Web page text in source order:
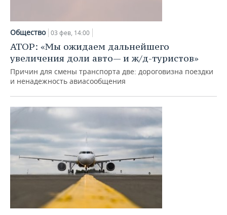
Общество 03 фев, 14:00
АТОР: «Мы ожидаем дальнейшего
увеличения доли авто— и ж/д-туристов»
Причин для смены транспорта две: дороговизна поездки
и ненадежность авиасообщения